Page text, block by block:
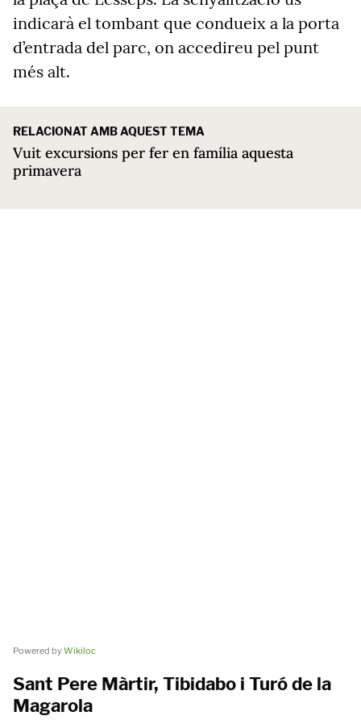
indicarà el tombant que condueix a la porta
d’entrada del parc, on accedireu pel punt
més alt.
RELACIONAT AMB AQUEST TEMA
Vuit excursions per fer en família aquesta
primavera
Powered byWikiloc
Sant Pere Màrtir, Tibidabo i Turó de la
Magarola